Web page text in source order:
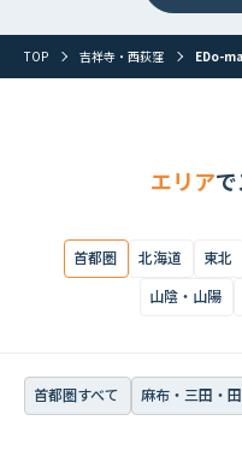
TOP 吉祥寺・西荻窪 EDo-
エリア
首都圏 北海道 東北
山陰・山陽
首都圏すべて 麻布・三田・